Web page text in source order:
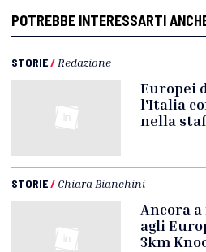
POTREBBE INTERESSARTI
STORIE/Redazione
Europei
l'Italia
nella
STORIE/ Chiara Bianchini
Ancora
agli
3km